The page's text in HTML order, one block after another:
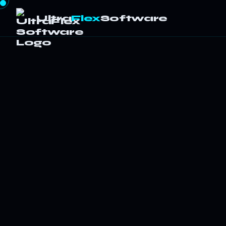
UltraFlexSoftware